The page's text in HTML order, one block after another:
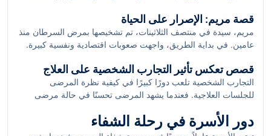
السرطان بالرغم من الصعوبات الكبيرة التي واجهوها. يعتمد هؤلاء
المرضى على العلاجات المتقدمة، مثل العلاج الكيميائي والإشعاعي،
بالإضافة إلى الدعم العاطفي والنفسي من الأسرة والأصدقاء.
قصة مريم: الإصرار على الحياة
مريم، سيدة في منتصف الثلاثينات، تم تشخيصها بمرض السرطان منذ
عامين. في بداية الطريق، واجهت صعوبات اقتصادية ونفسية كبيرة.
تقول مريم: "لم أكن لأتمكن من تحقيق ذلك دون دعم أحبائي وصبرهم
معي". كانت مريم كذلك تشارك في جلسات علاجية جماعية، حيث
تبادل المرضى تجاربهم، مما زاد من قوتها النفسية واستعدادها للشفاء.
قصص تعكس تأثير التجارب الشخصية على العلاج
التجارب الشخصية تلعب دورًا كبيرًا في كيفية نظرة المرضى
للجلسات العلاجية. فعندما يشهد المرضى تحسنًا في حالة مرضى
تروي العديد من الحالات أن المناقشات المفتوحة والدعم المتبادل بين
المرضى تساعد على تخفيف الشعور بالوحدة في هذه الرحلة الصعبة.
دور الأسرة في رحلة الشفاء